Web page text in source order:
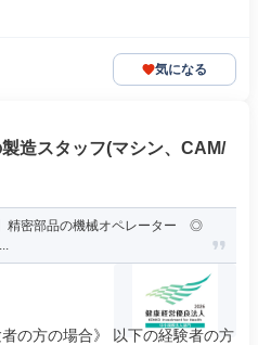
気になる
造スタッフ(マシン、CAM/
精密部品の機械オペレーター ◎
の方の場合》 以下の経験者の方